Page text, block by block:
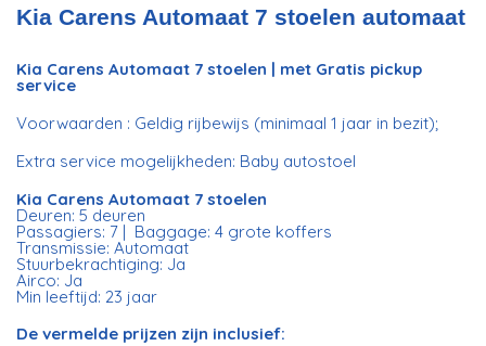
Kia Carens Automaat 7 stoelen automaat
Kia Carens Automaat 7 stoelen | met Gratis pickup
service
Voorwaarden : Geldig rijbewijs (minimaal 1 jaar in bezit);
Extra service mogelijkheden: Baby autostoel
Kia Carens Automaat 7 stoelen
Deuren: 5 deuren
Passagiers: 7 | Baggage: 4 grote koffers
Transmissie: Automaat
Stuurbekrachtiging: Ja
Airco: Ja
Min leeftijd: 23 jaar
De vermelde prijzen zijn inclusief: